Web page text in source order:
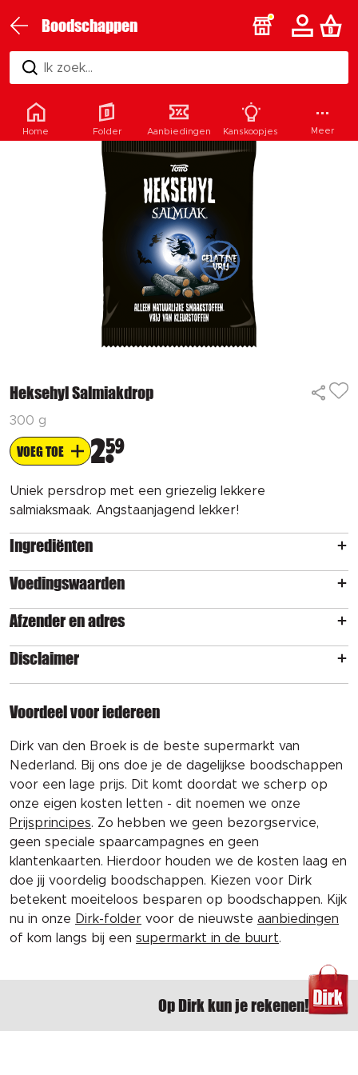
Boodschappen
Ik zoek...
Heksehyl Salmiakdrop
300 g
VOEG TOE 259
Uniek persdrop met een griezelig lekkere
salmiaksmaak. Angstaanjagend lekker!
Ingrediënten
Voedingswaarden
Afzender en adres
Disclaimer
Voordeel voor iedereen
Dirk van den Broek is de beste supermarkt van
Nederland. Bij ons doe je de dagelijkse boodschappen
voor een lage prijs. Dit komt doordat we scherp op
onze eigen kosten letten - dit noemen we onze
Prijsprincipes. Zo hebben we geen bezorgservice,
geen speciale spaarcampagnes en geen
klantenkaarten. Hierdoor houden we de kosten laag en
doe jij voordelig boodschappen. Kiezen voor Dirk
betekent moeiteloos besparen op boodschappen. Kijk
nu in onze Dirk-folder voor de nieuwste aanbiedingen
of kom langs bij een supermarkt in de buurt.
Op Dirk kun je rekenen!
Home Folder Aanbiedingen Kanskoopjes Meer